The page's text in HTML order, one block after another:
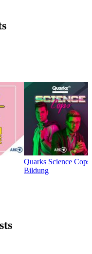
Quarks Science Cops
Bildung